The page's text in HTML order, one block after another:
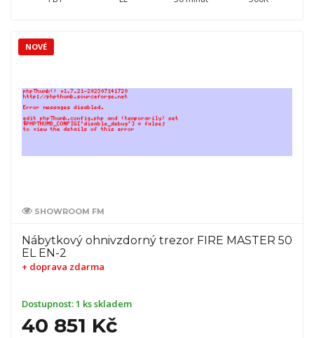
SHOWROOM FM
Nábytkový ohnivzdorný trezor FIRE MASTER 50
EL EN-2
+ doprava zdarma
Dostupnost:1 ks skladem
40 851 Kč
NOVÉ